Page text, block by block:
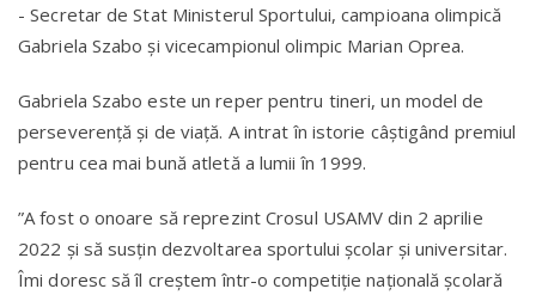
- Secretar de Stat Ministerul Sportului, campioana olimpică
Gabriela Szabo și vicecampionul olimpic Marian Oprea.
Gabriela Szabo este un reper pentru tineri, un model de
perseverență și de viață. A intrat în istorie câștigând premiul
pentru cea mai bună atletă a lumii în 1999.
”A fost o onoare să reprezint Crosul USAMV din 2 aprilie
2022 și să susțin dezvoltarea sportului școlar și universitar.
Îmi doresc să îl creștem într-o competiție națională școlară